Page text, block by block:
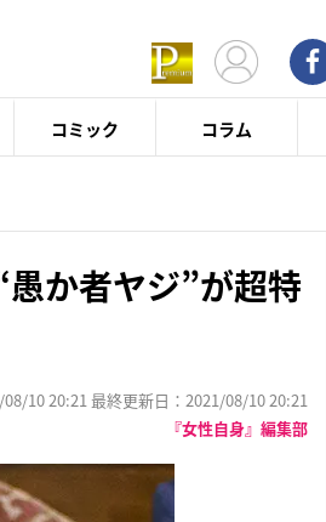
コミック コラム
か者ヤジ”が超特
10 20:21 最終更新日：2021/08/10 20:21
『女性自身』編集部